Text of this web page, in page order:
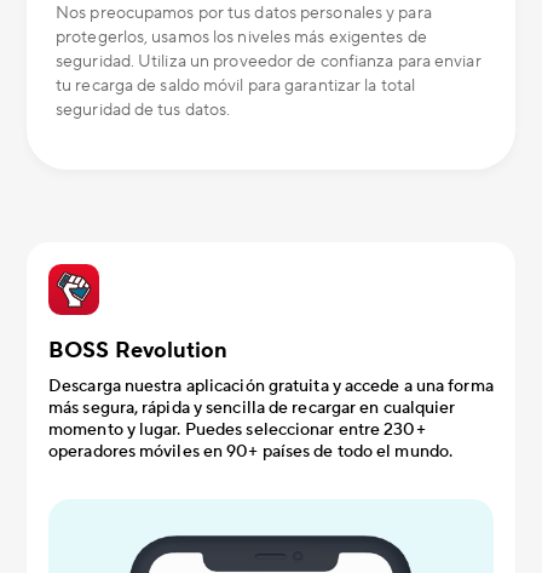
Nos preocupamos por tus datos personales y para
protegerlos, usamos los niveles más exigentes de
seguridad. Utiliza un proveedor de confianza para enviar
tu recarga de saldo móvil para garantizar la total
seguridad de tus datos.
BOSS Revolution
Descarga nuestra aplicación gratuita y accede a una forma
más segura, rápida y sencilla de recargar en cualquier
momento y lugar. Puedes seleccionar entre 230+
operadores móviles en 90+ países de todo el mundo.